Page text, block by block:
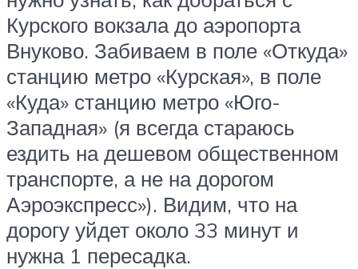
Курского вокзала до аэропорта
Внуково. Забиваем в поле «Откуда»
станцию метро «Курская», в поле
«Куда» станцию метро «Юго-
Западная» (я всегда стараюсь
ездить на дешевом общественном
транспорте, а не на дорогом
Аэроэкспресс»). Видим, что на
дорогу уйдет около 33 минут и
нужна 1 пересадка.